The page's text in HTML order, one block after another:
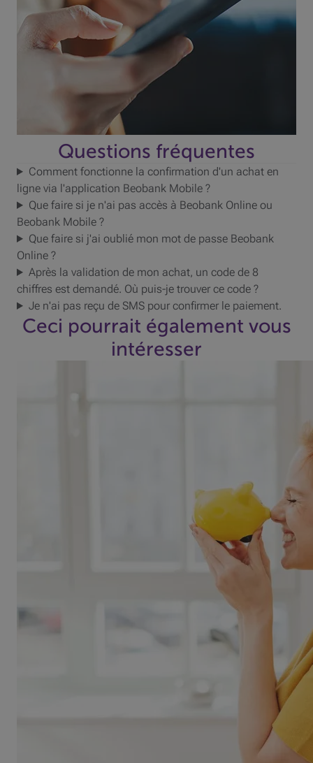
Questions fréquentes
Comment fonctionne la confirmation d'un achat en
ligne via l'application Beobank Mobile ?
Que faire si je n'ai pas accès à Beobank Online ou
Beobank Mobile ?
Que faire si j'ai oublié mon mot de passe Beobank
Online ?
Après la validation de mon achat, un code de 8
chiffres est demandé. Où puis-je trouver ce code ?
Je n'ai pas reçu de SMS pour confirmer le paiement.
Ceci pourrait également vous
intéresser